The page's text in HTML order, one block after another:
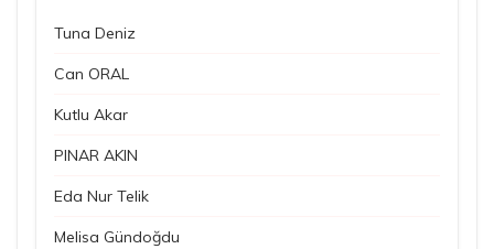
Tuna Deniz
Can ORAL
Kutlu Akar
PINAR AKIN
Eda Nur Telik
Melisa Gündoğdu